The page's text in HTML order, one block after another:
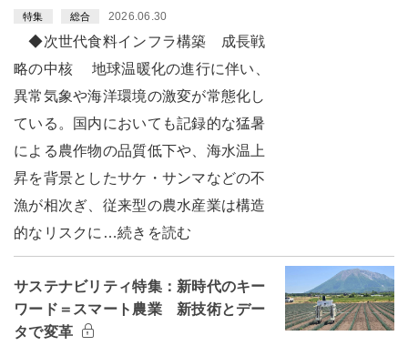
特集 総合 2026.06.30
◆次世代食料インフラ構築 成長戦
略の中核 地球温暖化の進行に伴い、
異常気象や海洋環境の激変が常態化し
ている。国内においても記録的な猛暑
による農作物の品質低下や、海水温上
昇を背景としたサケ・サンマなどの不
漁が相次ぎ、従来型の農水産業は構造
的なリスクに…続きを読む
サステナビリティ特集：新時代のキー
ワード＝スマート農業 新技術とデー
タで変革